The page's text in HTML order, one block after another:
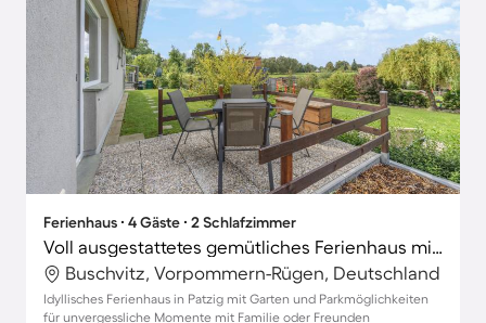
Ferienhaus ∙ 4 Gäste ∙ 2 Schlafzimmer
Voll ausgestattetes gemütliches Ferienhaus mit Garten, Grill und Terrasse
Buschvitz, Vorpommern-Rügen, Deutschland
Idyllisches Ferienhaus in Patzig mit Garten und Parkmöglichkeiten
für unvergessliche Momente mit Familie oder Freunden